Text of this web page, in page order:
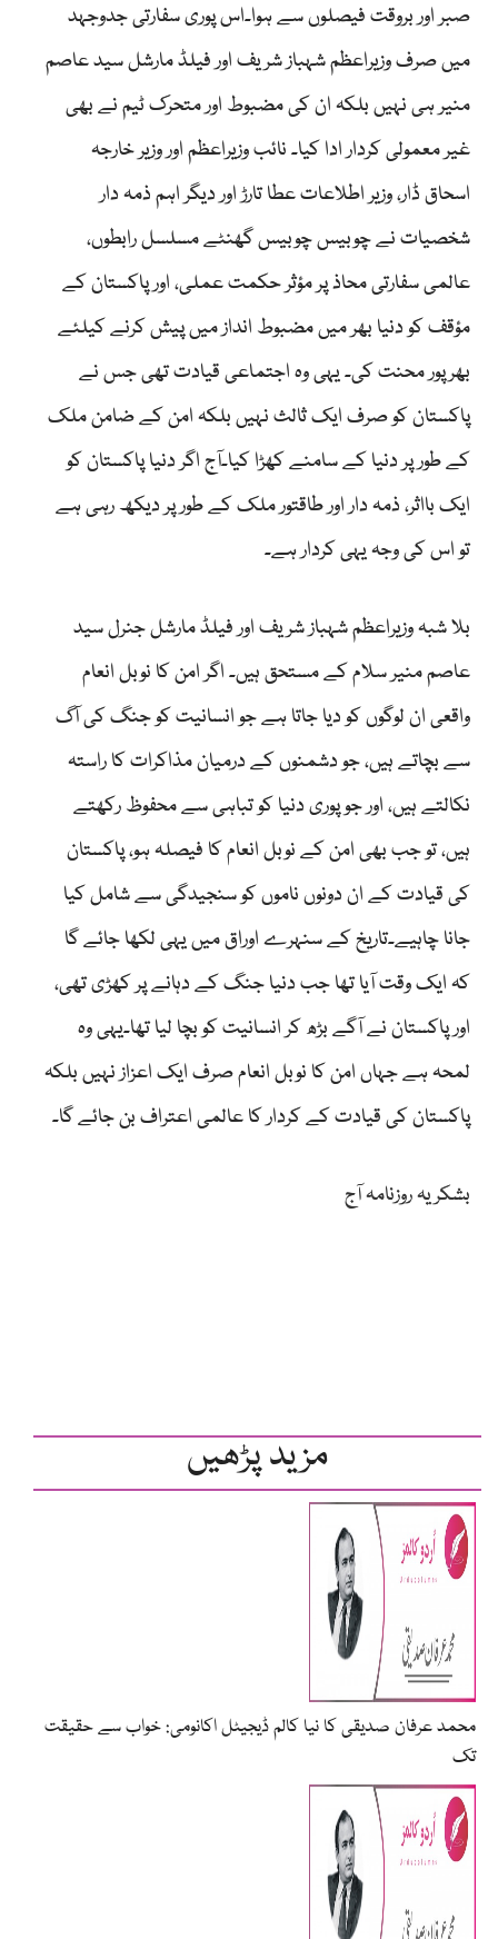
صبر اور بروقت فیصلوں سے ہوا۔اس پوری سفارتی جدوجہد
میں صرف وزیراعظم شہباز شریف اور فیلڈ مارشل سید عاصم
منیر ہی نہیں بلکہ ان کی مضبوط اور متحرک ٹیم نے بھی
غیر معمولی کردار ادا کیا۔ نائب وزیراعظم اور وزیر خارجہ
اسحاق ڈار، وزیر اطلاعات عطا تارڑ اور دیگر اہم ذمہ دار
شخصیات نے چوبیس چوبیس گھنٹے مسلسل رابطوں،
عالمی سفارتی محاذ پر مؤثر حکمت عملی، اور پاکستان کے
مؤقف کو دنیا بھر میں مضبوط انداز میں پیش کرنے کیلئے
بھرپور محنت کی۔ یہی وہ اجتماعی قیادت تھی جس نے
پاکستان کو صرف ایک ثالث نہیں بلکہ امن کے ضامن ملک
کے طور پر دنیا کے سامنے کھڑا کیا۔آج اگر دنیا پاکستان کو
ایک بااثر، ذمہ دار اور طاقتور ملک کے طور پر دیکھ رہی ہے
تو اس کی وجہ یہی کردار ہے۔
بلا شبہ وزیراعظم شہباز شریف اور فیلڈ مارشل جنرل سید
عاصم منیر سلام کے مستحق ہیں۔ اگر امن کا نوبل انعام
واقعی ان لوگوں کو دیا جاتا ہے جو انسانیت کو جنگ کی آگ
سے بچاتے ہیں، جو دشمنوں کے درمیان مذاکرات کا راستہ
نکالتے ہیں، اور جو پوری دنیا کو تباہی سے محفوظ رکھتے
ہیں، تو جب بھی امن کے نوبل انعام کا فیصلہ ہو، پاکستان
کی قیادت کے ان دونوں ناموں کو سنجیدگی سے شامل کیا
جانا چاہیے۔تاریخ کے سنہرے اوراق میں یہی لکھا جائے گا
کہ ایک وقت آیا تھا جب دنیا جنگ کے دہانے پر کھڑی تھی،
اور پاکستان نے آگے بڑھ کر انسانیت کو بچا لیا تھا۔یہی وہ
لمحہ ہے جہاں امن کا نوبل انعام صرف ایک اعزاز نہیں بلکہ
پاکستان کی قیادت کے کردار کا عالمی اعتراف بن جائے گا۔
بشکریہ روزنامہ آج
مزید پڑھیں
محمد عرفان صدیقی کا نیا کالم ڈیجیٹل اکانومی: خواب سے حقیقت
تک